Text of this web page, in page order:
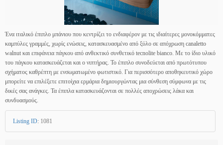
Ένα ιταλικό έπιπλο μπάνιου που κεντρίζει το ενδιαφέρον με τις ιδιαίτερες μονοκόμματες
καμπύλες γραμμές, χωρίς ενώσεις, κατασκευασμένο από ξύλο σε απόχρωση canaletto
walnut και επιφάνεια πάγκου από ανθεκτικό συνθετικό tecnolite bianco. Με το ίδιο υλικό
του πάγκου κατασκευάζεται και ο νιπτήρας. Το έπιπλο συνοδεύεται από πρωτότυπου
σχήματος καθρέπτη με ενσωματωμένο φωτιστικό. Για περισσότερο αποθηκευτικό χώρο
μπορείτε να επιλέξετε επιτοίχια ερμάρια δημιουργώντας μια σύνθεση σύμφωνα με τις
δικές σας ανάγκες. Τα έπιπλα κατασκευάζονται σε πολλές αποχρώσεις λάκα και
συνδυασμούς.
Listing ID: 1081